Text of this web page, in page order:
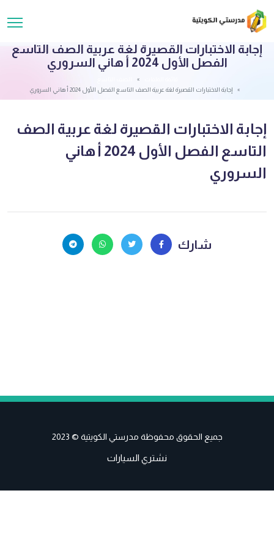
إجابة الاختبارات القصيرة لغة عربية الصف التاسع
الفصل الأول 2024 أ هاني السروري
إجابة الاختبارات القصيرة لغة عربية الصف التاسع الفصل الأول 2024 أ هاني السروري
إجابة الاختبارات القصيرة لغة عربية الصف
التاسع الفصل الأول 2024 أ هاني
السروري
شارك
جميع الحقوق محفوظة مدرستي الكويتية © 2023
نشتري السيارات